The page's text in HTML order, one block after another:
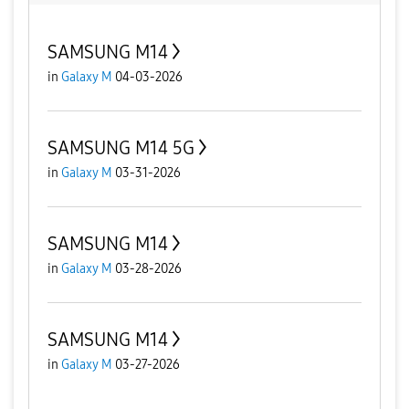
SAMSUNG M14
in Galaxy M 04-03-2026
SAMSUNG M14 5G
in Galaxy M 03-31-2026
SAMSUNG M14
in Galaxy M 03-28-2026
SAMSUNG M14
in Galaxy M 03-27-2026